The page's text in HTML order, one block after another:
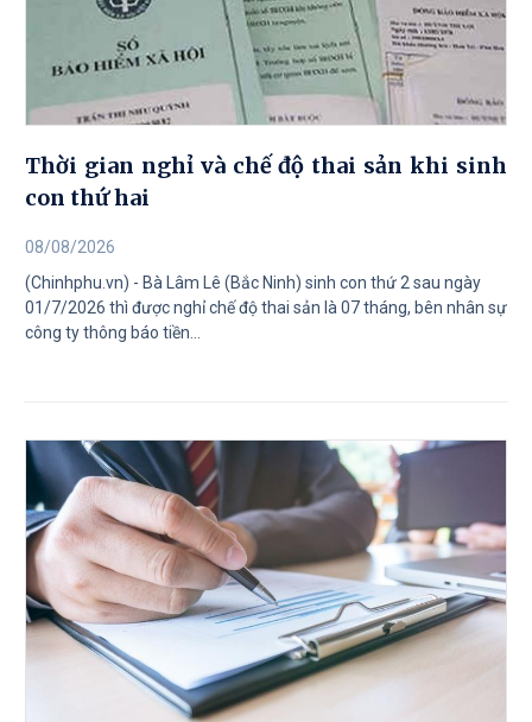
Thời gian nghỉ và chế độ thai sản khi sinh
con thứ hai
08/08/2026
(Chinhphu.vn) - Bà Lâm Lê (Bắc Ninh) sinh con thứ 2 sau ngày
01/7/2026 thì được nghỉ chế độ thai sản là 07 tháng, bên nhân sự
công ty thông báo tiền...